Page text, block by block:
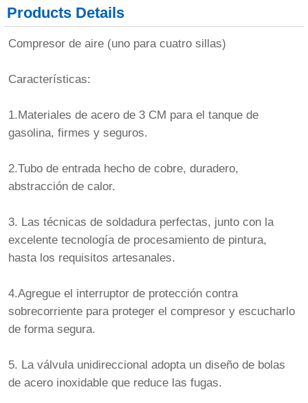
Products Details
Compresor de aire (uno para cuatro sillas)
Características:
1.Materiales de acero de 3 CM para el tanque de
gasolina, firmes y seguros.
2.Tubo de entrada hecho de cobre, duradero,
abstracción de calor.
3. Las técnicas de soldadura perfectas, junto con la
excelente tecnología de procesamiento de pintura,
hasta los requisitos artesanales.
4.Agregue el interruptor de protección contra
sobrecorriente para proteger el compresor y escucharlo
de forma segura.
5. La válvula unidireccional adopta un diseño de bolas
de acero inoxidable que reduce las fugas.